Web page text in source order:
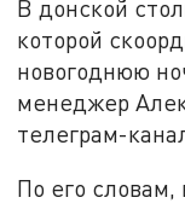
В донской
которой
новогоднюю
менеджер
телеграм-
По его